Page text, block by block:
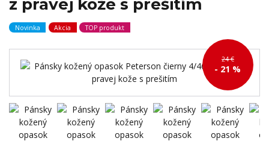
z pravej kože s prešitím
Novinka Akcia TOP produkt
24 €
- 21 %